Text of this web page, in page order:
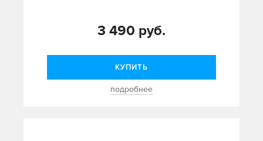
3 490 руб.
КУПИТЬ
подробнее